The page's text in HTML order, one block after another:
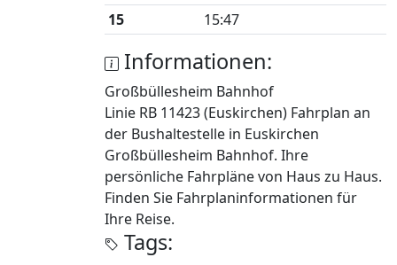
15
15:47
Informationen:
Großbüllesheim Bahnhof
Linie RB 11423 (Euskirchen) Fahrplan an
der Bushaltestelle in Euskirchen
Großbüllesheim Bahnhof. Ihre
persönliche Fahrpläne von Haus zu Haus.
Finden Sie Fahrplaninformationen für
Ihre Reise.
Tags: